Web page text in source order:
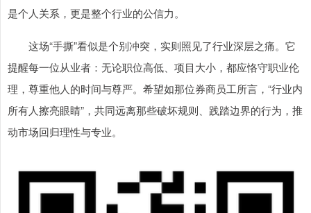
是个人关系，更是整个行业的公信力。
这场“手撕”看似是个别冲突，实则照见了行业深层之痛。它
提醒每一位从业者：无论职位高低、项目大小，都应恪守职业伦
理，尊重他人的时间与尊严。希望如那位券商员工所言，“行业内
所有人擦亮眼睛”，共同远离那些破坏规则、践踏边界的行为，推
动市场回归理性与专业。